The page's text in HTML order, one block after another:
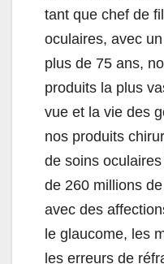
tant que chef de
oculaires, avec
plus de 75 ans,
produits la plus
vue et la vie des
nos produits
de soins
de 260 millions
avec des
le glaucome, les
les erreurs de